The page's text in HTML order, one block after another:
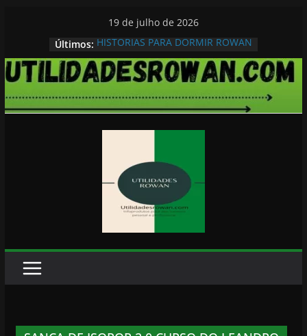
conteúdo
19 de julho de 2026
Últimos: HISTORIAS PARA DORMIR ROWAN